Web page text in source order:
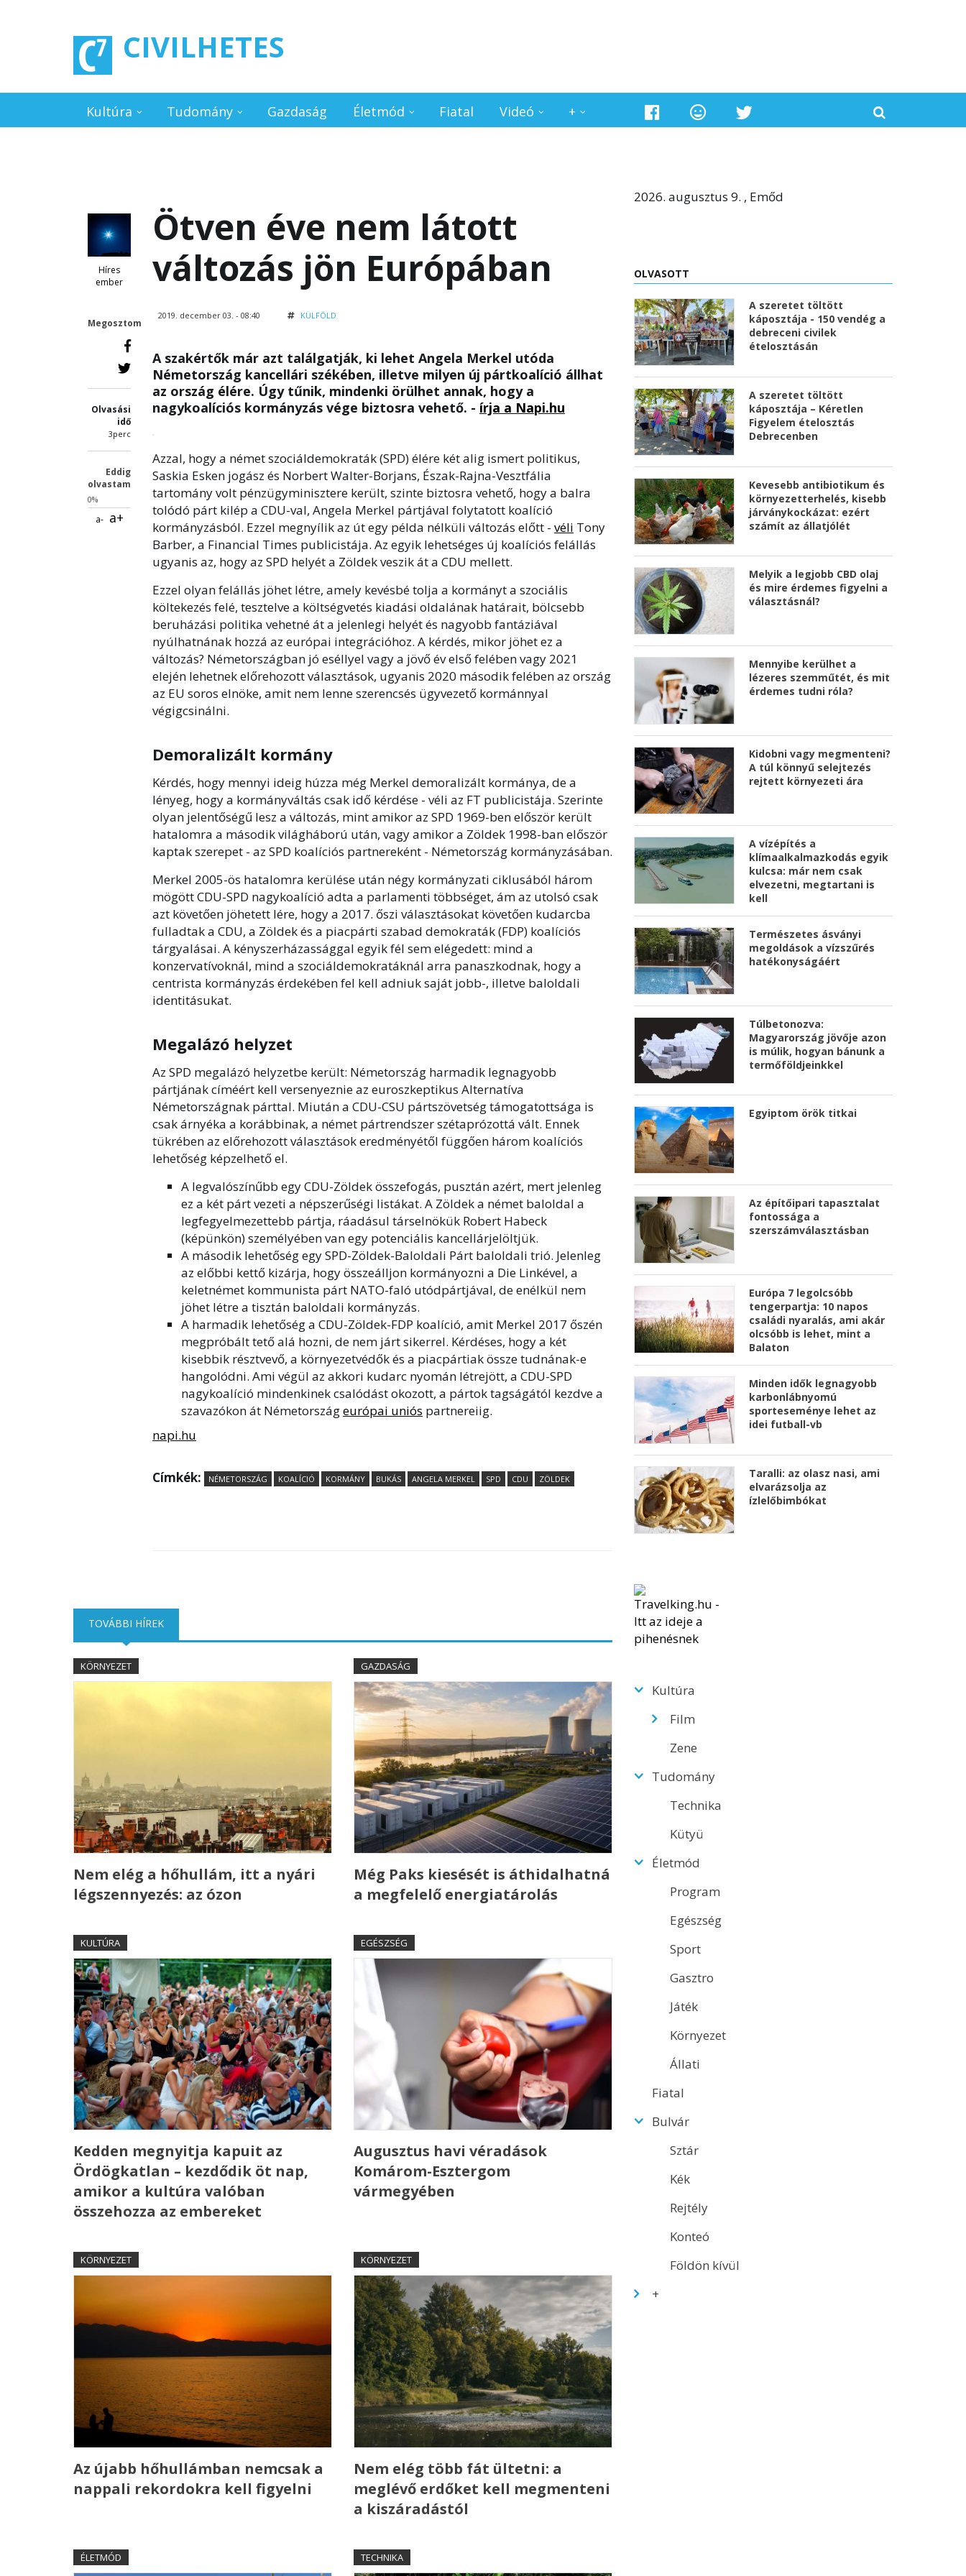
CIVILHETES
Kultúra Tudomány Gazdaság Életmód Fiatal Videó +
Híres
ember
Megosztom
Olvasási
idő
3perc
Eddig
olvastam
0%
a- a+
Ötven éve nem látott
változás jön Európában
2019. december 03. - 08:40 KÜLFÖLD
A szakértők már azt találgatják, ki lehet Angela Merkel utóda
Németország kancellári székében, illetve milyen új pártkoalíció állhat
az ország élére. Úgy tűnik, mindenki örülhet annak, hogy a
nagykoalíciós kormányzás vége biztosra vehető. - írja a Napi.hu
Azzal, hogy a német szociáldemokraták (SPD) élére két alig ismert politikus,
Saskia Esken jogász és Norbert Walter-Borjans, Észak-Rajna-Vesztfália
tartomány volt pénzügyminisztere került, szinte biztosra vehető, hogy a balra
tolódó párt kilép a CDU-val, Angela Merkel pártjával folytatott koalíció
kormányzásból. Ezzel megnyílik az út egy példa nélküli változás előtt - véli Tony
Barber, a Financial Times publicistája. Az egyik lehetséges új koalíciós felállás
ugyanis az, hogy az SPD helyét a Zöldek veszik át a CDU mellett.
Ezzel olyan felállás jöhet létre, amely kevésbé tolja a kormányt a szociális
költekezés felé, tesztelve a költségvetés kiadási oldalának határait, bölcsebb
beruházási politika vehetné át a jelenlegi helyét és nagyobb fantáziával
nyúlhatnának hozzá az európai integrációhoz. A kérdés, mikor jöhet ez a
változás? Németországban jó eséllyel vagy a jövő év első felében vagy 2021
elején lehetnek előrehozott választások, ugyanis 2020 második felében az ország
az EU soros elnöke, amit nem lenne szerencsés ügyvezető kormánnyal
végigcsinálni.
Demoralizált kormány
Kérdés, hogy mennyi ideig húzza még Merkel demoralizált kormánya, de a
lényeg, hogy a kormányváltás csak idő kérdése - véli az FT publicistája. Szerinte
olyan jelentőségű lesz a változás, mint amikor az SPD 1969-ben először került
hatalomra a második világháború után, vagy amikor a Zöldek 1998-ban először
kaptak szerepet - az SPD koalíciós partnereként - Németország kormányzásában.
Merkel 2005-ös hatalomra kerülése után négy kormányzati ciklusából három
mögött CDU-SPD nagykoalíció adta a parlamenti többséget, ám az utolsó csak
azt követően jöhetett lére, hogy a 2017. őszi választásokat követően kudarcba
fulladtak a CDU, a Zöldek és a piacpárti szabad demokraták (FDP) koalíciós
tárgyalásai. A kényszerházassággal egyik fél sem elégedett: mind a
konzervatívoknál, mind a szociáldemokratáknál arra panaszkodnak, hogy a
centrista kormányzás érdekében fel kell adniuk saját jobb-, illetve baloldali
identitásukat.
Megalázó helyzet
Az SPD megalázó helyzetbe került: Németország harmadik legnagyobb
pártjának címéért kell versenyeznie az euroszkeptikus Alternatíva
Németországnak párttal. Miután a CDU-CSU pártszövetség támogatottsága is
csak árnyéka a korábbinak, a német pártrendszer szétaprózottá vált. Ennek
tükrében az előrehozott választások eredményétől függően három koalíciós
lehetőség képzelhető el.
A legvalószínűbb egy CDU-Zöldek összefogás, pusztán azért, mert jelenleg
ez a két párt vezeti a népszerűségi listákat. A Zöldek a német baloldal a
legfegyelmezettebb pártja, ráadásul társelnökük Robert Habeck
(képünkön) személyében van egy potenciális kancellárjelöltjük.
A második lehetőség egy SPD-Zöldek-Baloldali Párt baloldali trió. Jelenleg
az előbbi kettő kizárja, hogy összeálljon kormányozni a Die Linkével, a
keletnémet kommunista párt NATO-faló utódpártjával, de enélkül nem
jöhet létre a tisztán baloldali kormányzás.
A harmadik lehetőség a CDU-Zöldek-FDP koalíció, amit Merkel 2017 őszén
megpróbált tető alá hozni, de nem járt sikerrel. Kérdéses, hogy a két
kisebbik résztvevő, a környezetvédők és a piacpártiak össze tudnának-e
hangolódni. Ami végül az akkori kudarc nyomán létrejött, a CDU-SPD
nagykoalíció mindenkinek csalódást okozott, a pártok tagságától kezdve a
szavazókon át Németországeurópai uniós partnereiig.
napi.hu
Címkék: NÉMETORSZÁG KOALÍCIÓ KORMÁNY BUKÁS ANGELA MERKEL SPD CDU ZÖLDEK
TOVÁBBI HÍREK
KÖRNYEZET
Nem elég a hőhullám, itt a nyári
légszennyezés: az ózon
GAZDASÁG
Még Paks kiesését is áthidalhatná
a megfelelő energiatárolás
KULTÚRA
Kedden megnyitja kapuit az
Ördögkatlan – kezdődik öt nap,
amikor a kultúra valóban
összehozza az embereket
EGÉSZSÉG
Augusztus havi véradások
Komárom-Esztergom
vármegyében
KÖRNYEZET
Az újabb hőhullámban nemcsak a
nappali rekordokra kell figyelni
KÖRNYEZET
Nem elég több fát ültetni: a
meglévő erdőket kell megmenteni
a kiszáradástól
ÉLETMÓD TECHNIKA
2026. augusztus 9. , Emőd
OLVASOTT
A szeretet töltött
káposztája - 150 vendég a
debreceni civilek
ételosztásán
A szeretet töltött
káposztája – Kéretlen
Figyelem ételosztás
Debrecenben
Kevesebb antibiotikum és
környezetterhelés, kisebb
járványkockázat: ezért
számít az állatjólét
Melyik a legjobb CBD olaj
és mire érdemes figyelni a
választásnál?
Mennyibe kerülhet a
lézeres szemműtét, és mit
érdemes tudni róla?
Kidobni vagy megmenteni?
A túl könnyű selejtezés
rejtett környezeti ára
A vízépítés a
klímaalkalmazkodás egyik
kulcsa: már nem csak
elvezetni, megtartani is
kell
Természetes ásványi
megoldások a vízszűrés
hatékonyságáért
Túlbetonozva:
Magyarország jövője azon
is múlik, hogyan bánunk a
termőföldjeinkkel
Egyiptom örök titkai
Az építőipari tapasztalat
fontossága a
szerszámválasztásban
Európa 7 legolcsóbb
tengerpartja: 10 napos
családi nyaralás, ami akár
olcsóbb is lehet, mint a
Balaton
Minden idők legnagyobb
karbonlábnyomú
sporteseménye lehet az
idei futball-vb
Taralli: az olasz nasi, ami
elvarázsolja az
ízlelőbimbókat
Kultúra
Film
Zene
Tudomány
Technika
Kütyü
Életmód
Program
Egészség
Sport
Gasztro
Játék
Környezet
Állati
Fiatal
Bulvár
Sztár
Kék
Rejtély
Konteó
Földön kívül
+